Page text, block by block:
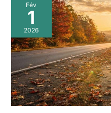
Fév
1
2026